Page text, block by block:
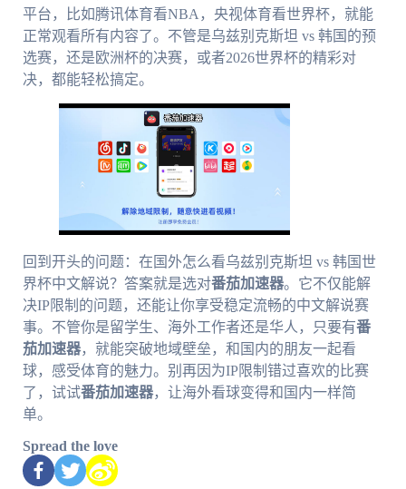
平台，比如腾讯体育看NBA，央视体育看世界杯，就能
正常观看所有内容了。不管是乌兹别克斯坦 vs 韩国的预
选赛，还是欧洲杯的决赛，或者2026世界杯的精彩对
决，都能轻松搞定。
回到开头的问题：在国外怎么看乌兹别克斯坦 vs 韩国世
界杯中文解说？答案就是选对番茄加速器。它不仅能解
决IP限制的问题，还能让你享受稳定流畅的中文解说赛
事。不管你是留学生、海外工作者还是华人，只要有番
茄加速器，就能突破地域壁垒，和国内的朋友一起看
球，感受体育的魅力。别再因为IP限制错过喜欢的比赛
了，试试番茄加速器，让海外看球变得和国内一样简
单。
Spread the love